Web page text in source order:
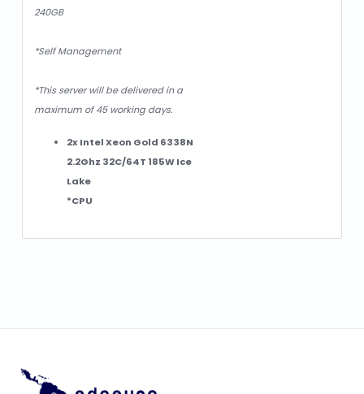
240GB
*Self Management
*This server will be delivered in a
maximum of 45 working days.
2x Intel Xeon Gold 6338N
2.2Ghz 32C/64T 185W Ice
Lake
*CPU